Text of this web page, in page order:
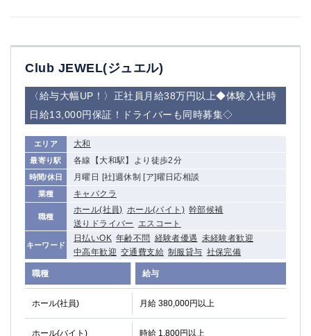
Club JEWEL(ジュエル)
〈給与大幅UP！〉正社員月給38万円以上◆体験入社時
日給13,000円保証！ドライバーも同時募集◇
エリア 大和
最寄り駅 各線【大和駅】より徒歩2分
時間/休日 月曜日 [社]週休制 [ア]曜日応相談
業種 キャバクラ
職種
ホール(社員) ホール(バイト) 幹部候補
送りドライバー
エスコート
キーワード
日払いOK 年齢不問 経験者優遇 未経験者歓迎
中高年歓迎 交通費支給 制服貸与 社保完備
職種 給与
ホール(社員) 月給 380,000円以上
ホール(バイト) 時給 1,800円以上
①六本木 ②西麻布
大山
赤坂
高円寺
蒲田東口
多摩センター
立川（南口）
新宿
中野
府中
中目黒
ひばりヶ丘（北口）
吉祥寺（南口／公園口）
自由が丘
吉祥寺（北口／東口）
錦糸町南口
下北沢・経堂
金町（北口）
成増駅徒歩3分の好立地！①JR埼京線「赤羽駅」から徒歩2分 ②東
三軒茶屋（南口）
①歌舞伎町 ②新宿 ③新宿三丁目 ④西
①歌舞伎町 ②新宿 ③西部新宿 ③東新宿
①歌舞伎町 ②新宿